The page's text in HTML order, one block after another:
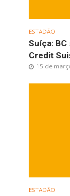
ESTADÃO
Suíça:
Credit
15 de
ESTADÃO